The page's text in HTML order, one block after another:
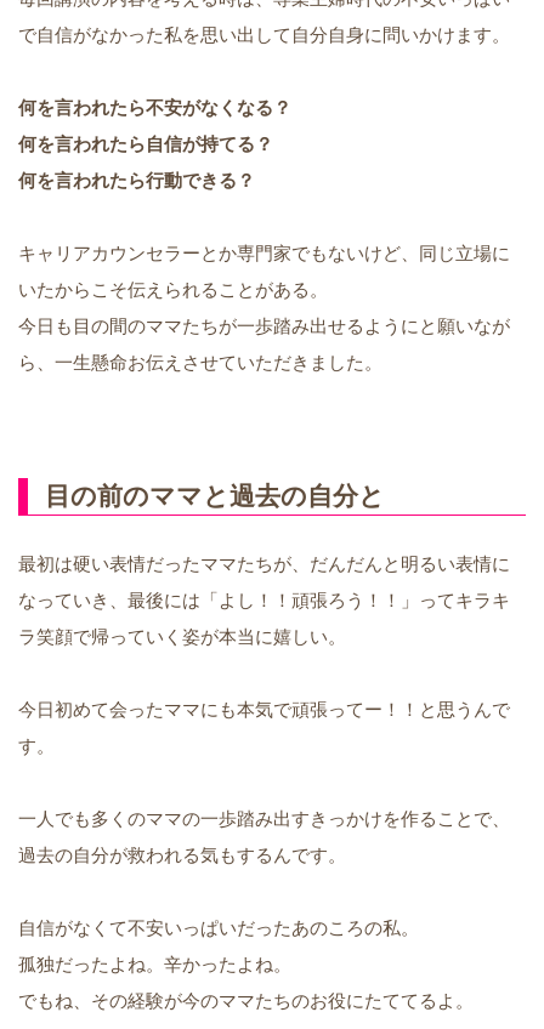
で自信がなかった私を思い出して自分自身に問いかけます。
何を言われたら不安がなくなる？
何を言われたら自信が持てる？
何を言われたら行動できる？
キャリアカウンセラーとか専門家でもないけど、同じ立場に
いたからこそ伝えられることがある。
今日も目の間のママたちが一歩踏み出せるようにと願いなが
ら、一生懸命お伝えさせていただきました。
目の前のママと過去の自分と
最初は硬い表情だったママたちが、だんだんと明るい表情に
なっていき、最後には「よし！！頑張ろう！！」ってキラキ
ラ笑顔で帰っていく姿が本当に嬉しい。
今日初めて会ったママにも本気で頑張ってー！！と思うんで
す。
一人でも多くのママの一歩踏み出すきっかけを作ることで、
過去の自分が救われる気もするんです。
自信がなくて不安いっぱいだったあのころの私。
孤独だったよね。辛かったよね。
でもね、その経験が今のママたちのお役にたててるよ。